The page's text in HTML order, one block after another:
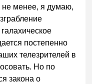
не менее, я думаю,
постепенно
телезрителей в
Но по
закона о